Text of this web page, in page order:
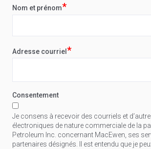
Nom et prénom*
Adresse courriel*
Consentement
Je consens à recevoir des courriels et
électroniques de nature commerciale de la
Petroleum Inc. concernant MacEwen, ses
partenaires désignés. Il est entendu que je